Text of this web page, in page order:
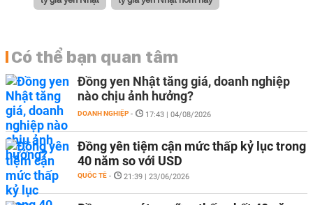
Có thể bạn quan tâm
Đồng yen Nhật tăng giá, doanh nghiệp
nào chịu ảnh hưởng?
DOANH NGHIỆP - 17:43 | 04/08/2026
Đồng yên tiệm cận mức thấp kỷ lục trong
40 năm so với USD
QUỐC TẾ - 21:39 | 23/06/2026